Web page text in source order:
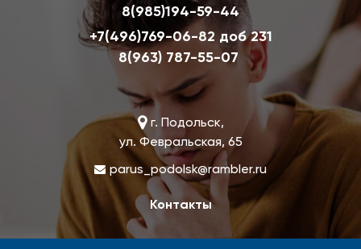
8(985)194-59-44
+7(496)769-06-82 доб 231
8(963) 787-55-07
г. Подольск,
ул. Февральская, 65
parus_podolsk@rambler.ru
Контакты